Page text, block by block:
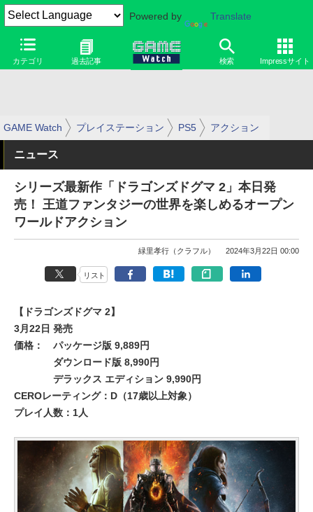
Powered by Translate
カテゴリ 過去記事 検索 Impressサイト
GAME Watch プレイステーション PS5 アクション
ニュース
シリーズ最新作「ドラゴンズドグマ 2」本日発
売！ 王道ファンタジーの世界を楽しめるオープン
ワールドアクション
緑里孝行（クラフル） 2024年3月22日 00:00
リスト
【ドラゴンズドグマ 2】
3月22日 発売
価格：
パッケージ版 9,889円
ダウンロード版 8,990円
デラックス エディション 9,990円
CEROレーティング：D（17歳以上対象）
プレイ人数：1人